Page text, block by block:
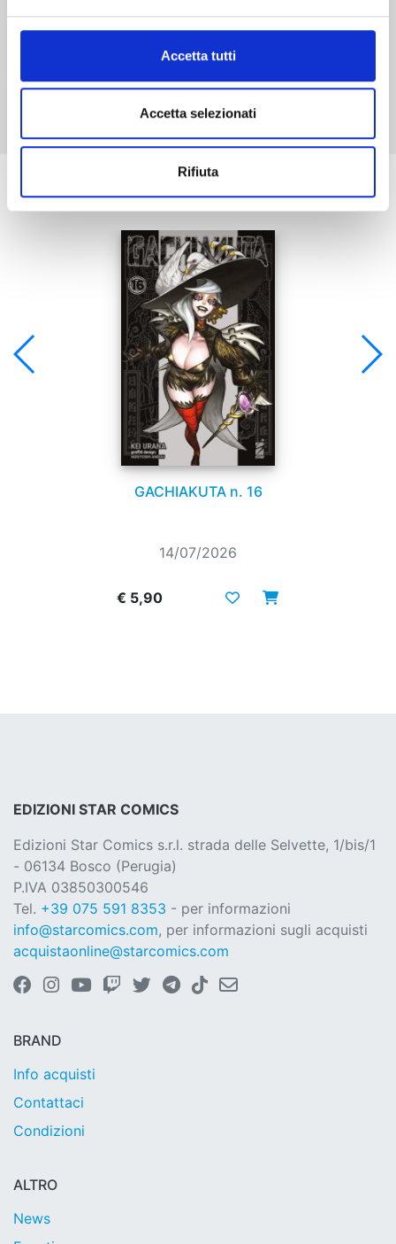
Accetta tutti
Accetta selezionati
Rifiuta
Mostra tutto
Se ti è piaciuto prova anche:
GACHIAKUTA n. 16
14/07/2026
€ 5,90
EDIZIONI STAR COMICS
Edizioni Star Comics s.r.l. strada delle Selvette, 1/bis/1
- 06134 Bosco (Perugia)
P.IVA 03850300546
Tel. +39 075 591 8353 - per informazioni
info@starcomics.com, per informazioni sugli acquisti
acquistaonline@starcomics.com
BRAND
Info acquisti
Contattaci
Condizioni
ALTRO
News